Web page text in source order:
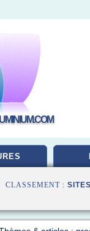
: SITES